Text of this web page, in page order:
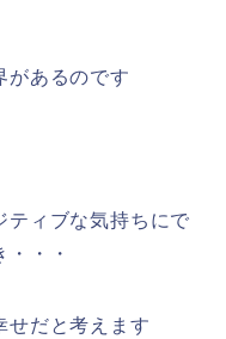
があるのです
ティブな気持ちにで
・・
せだと考えます